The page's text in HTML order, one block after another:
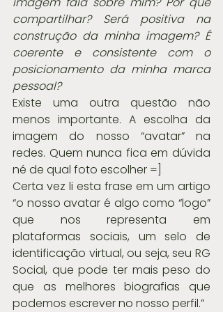
compartilhar? Será positiva na
construção da minha imagem? É
coerente e consistente com o
posicionamento da minha marca
pessoal?
Existe uma outra questão não
menos importante. A escolha da
imagem do nosso “avatar” na
redes. Quem nunca fica em dúvida
né de qual foto escolher =]
Certa vez li esta frase em um artigo
“o nosso avatar é algo como “logo”
que nos representa em
plataformas sociais, um selo de
identificação virtual, ou seja, seu RG
Social, que pode ter mais peso do
que as melhores biografias que
podemos escrever no nosso perfil.”